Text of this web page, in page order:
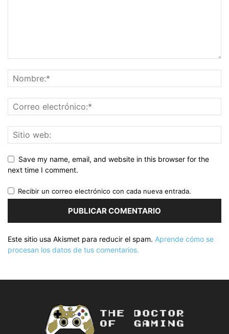
Save my name, email, and website in this browser for the
next time I comment.
Recibir un correo electrónico con cada nueva entrada.
Este sitio usa Akismet para reducir el spam. Aprende cómo se
procesan los datos de tus comentarios.